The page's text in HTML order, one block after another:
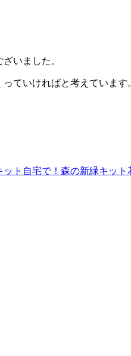
いました。
ていければと考えています
ト 自宅で！森の新緑キット